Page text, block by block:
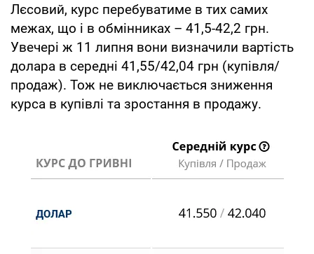
Лєсовий, курс перебуватиме в тих самих
межах, що і в обмінниках – 41,5-42,2 грн.
Увечері ж 11 липня вони визначили вартість
долара в середні 41,55/42,04 грн (купівля/
продаж). Тож не виключається зниження
курса в купівлі та зростання в продажу.